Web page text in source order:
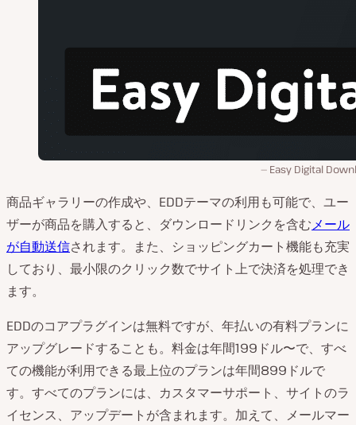
Easy Digital
商品ギャラリーの作成や、EDDテーマの利用も可能で、ユー
ザーが商品を購入すると、ダウンロードリンクを含むメール
が自動送信されます。また、ショッピングカート機能も充実
しており、最小限のクリック数でサイト上で決済を処理でき
ます。
EDDのコアプラグインは無料ですが、年払いの有料プランに
アップグレードすることも。料金は年間199ドル〜で、すべ
ての機能が利用できる最上位のプランは年間899ドルで
す。すべてのプランには、カスタマーサポート、サイトのラ
イセンス、アップデートが含まれます。加えて、メールマー